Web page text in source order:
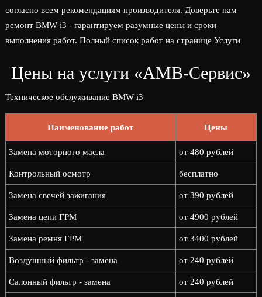
согласно всем рекомендациям производителя. Доверьте нам
ремонт BMW i3 - гарантируем разумные цены и сроки
выполнения работ. Полный список работ на странице Услуги
Цены на услуги «АМВ-Сервис»
Техническое обслуживание BMW i3
Наименование работ Цены
Замена моторного масла от 480 рублей
Контрольный осмотр бесплатно
Замена свечей зажигания от 390 рублей
Замена цепи ГРМ от 4900 рублей
Замена ремня ГРМ от 3400 рублей
Воздушный фильтр - замена от 240 рублей
Салонный фильтр - замена от 240 рублей